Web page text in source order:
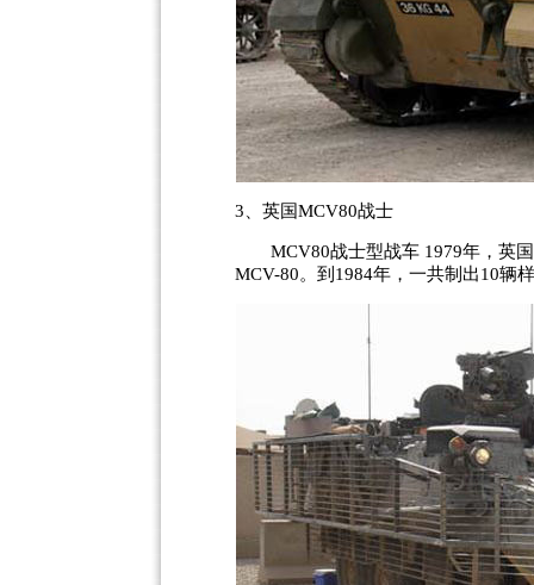
3、英国MCV80战士
MCV80战士型战车 1979年，英国
MCV-80。到1984年，一共制出10辆